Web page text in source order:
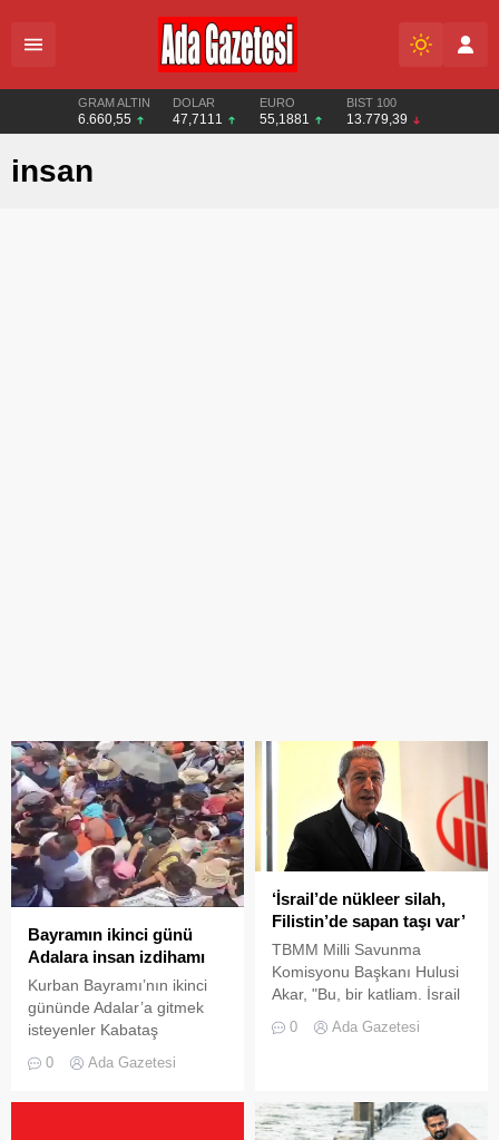
GRAM ALTIN
6.660,55
DOLAR
47,7111
EURO
55,1881
BIST 100
13.779,39
insan
Bayramın ikinci günü
Adalara insan izdihamı
Kurban Bayramı’nın ikinci
gününde Adalar’a gitmek
isteyenler Kabataş
iskelesinde yoğunluk
oluşturdu.Kurban Bayramı
0 Ada Gazetesi
‘İsrail’de nükleer silah,
Filistin’de sapan taşı var’
TBMM Milli Savunma
Komisyonu Başkanı Hulusi
Akar, "Bu, bir katliam. İsrail
katliamı. Gazze katliamı.
İsrail soykırımı, Gazze
bir şey. Burada savaş yok.
Savaş 2 ordu arasında olur.
0 Ada Gazetesi